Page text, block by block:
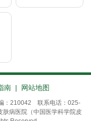
南 | 网站地图
：210042 联系电话：025-
病医院（中国医学科学院皮